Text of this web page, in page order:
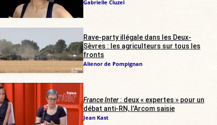
Gabrielle Cluzel
Rave-party illégale dans les Deux-
Sèvres : les agriculteurs sur tous les
fronts
Alienor de Pompignan
France Inter: deux « expertes » pour un
débat anti-RN, l’Arcom saisie
Jean Kast